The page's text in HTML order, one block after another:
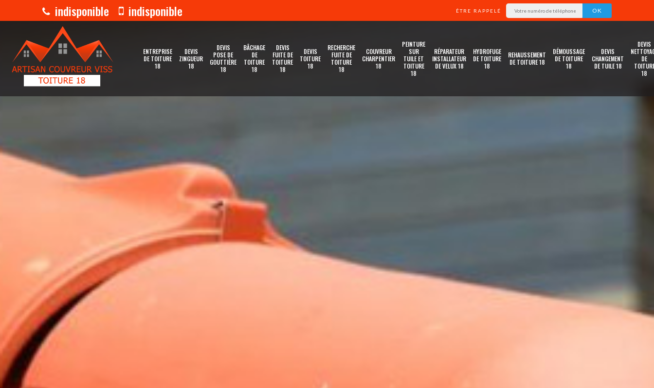
indisponible indisponible ÊTRE RAPPELÉ
ENTREPRISE
DE TOITURE
18
DEVIS
ZINGUEUR
18
DEVIS
POSE DE
GOUTTIÈRE
18
BÂCHAGE
DE
TOITURE
18
DEVIS
FUITE DE
TOITURE
18
DEVIS
TOITURE
18
RECHERCHE
FUITE DE
TOITURE
18
COUVREUR
CHARPENTIER
18
PEINTURE
SUR
TUILE ET
TOITURE
18
RÉPARATEUR
INSTALLATEUR
DE VELUX 18
HYDROFUGE
DE TOITURE
18
REHAUSSEMENT
DE TOITURE 18
DÉMOUSSAGE
DE TOITURE
18
DEVIS
CHANGEMENT
DE TUILE 18
DEVIS
DE
18